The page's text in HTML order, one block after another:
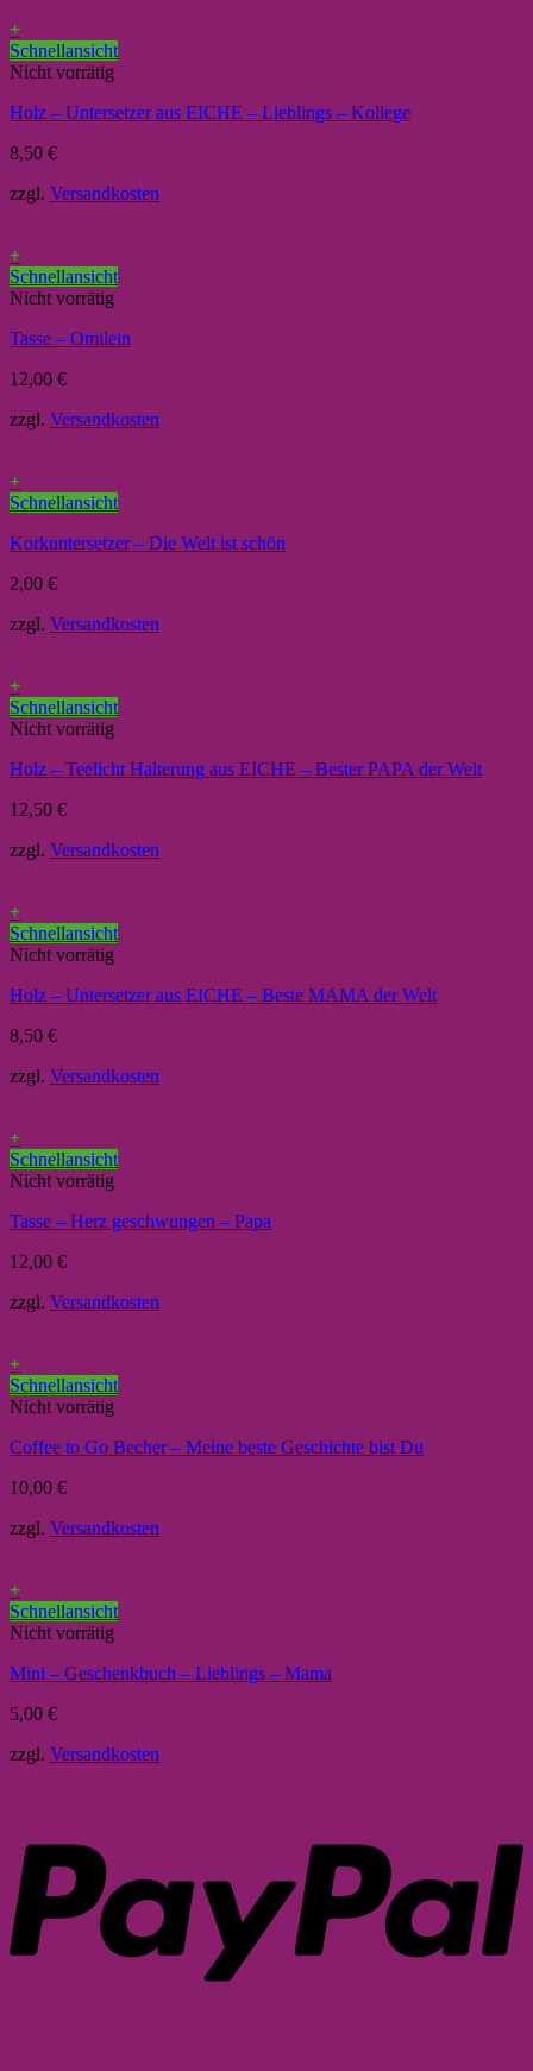
+
Schnellansicht
Nicht vorrätig
Holz – Untersetzer aus EICHE – Lieblings – Kollege
8,50 €
zzgl. Versandkosten
+
Schnellansicht
Nicht vorrätig
Tasse – Omilein
12,00 €
zzgl. Versandkosten
+
Schnellansicht
Korkuntersetzer – Die Welt ist schön
2,00 €
zzgl. Versandkosten
+
Schnellansicht
Nicht vorrätig
Holz – Teelicht Halterung aus EICHE – Bester PAPA der Welt
12,50 €
zzgl. Versandkosten
+
Schnellansicht
Nicht vorrätig
Holz – Untersetzer aus EICHE – Beste MAMA der Welt
8,50 €
zzgl. Versandkosten
+
Schnellansicht
Nicht vorrätig
Tasse – Herz geschwungen – Papa
12,00 €
zzgl. Versandkosten
+
Schnellansicht
Nicht vorrätig
Coffee to Go Becher – Meine beste Geschichte bist Du
10,00 €
zzgl. Versandkosten
+
Schnellansicht
Nicht vorrätig
Mini – Geschenkbuch – Lieblings – Mama
5,00 €
zzgl. Versandkosten